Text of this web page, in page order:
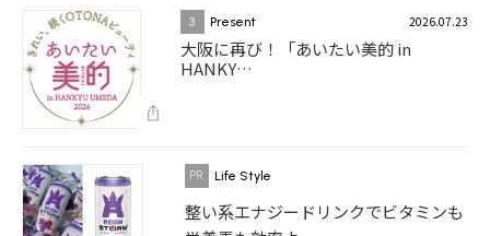
3 Present 2026.07.23
大阪に再び！「あいたい美的 in
HANKY…
Life Style
整い系エナジードリンクでビタミンも